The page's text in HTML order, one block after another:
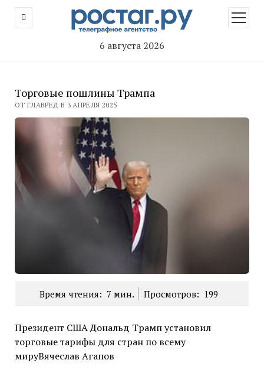
6 августа 2026
меню
Торговые пошлины Трампа
ОТ ГЛАВРЕД В 3 АПРЕЛЯ 2025
Время чтения: 7 мин. Просмотров: 199
Президент США Дональд Трамп установил
торговые тарифы для стран по всему
мируВячеслав Агапов